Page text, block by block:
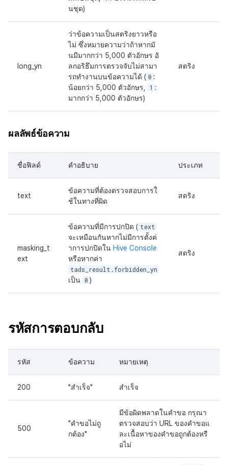
นชุด)
long_yn
ว่าข้อความเป็นสตริงยาวหรือ
ไม่ ซึ่งหมายความว่าถ้าหากมั
นมีมากกว่า 5,000 ตัวอักษร อั
ลกอริธึมการตรวจจับไม่สามา
รถทำงานบนข้อความได้ ( 0 :
น้อยกว่า 5,000 ตัวอักษร,
1 :
มากกว่า 5,000 ตัวอักษร)
สตริง
ผลลัพธ์ข้อความ
ชื่อฟิลด์ คำอธิบาย ประเภท
text
ข้อความที่ต้องตรวจสอบการใ
ช้ในทางที่ผิด
สตริง
masking_t
ext
ข้อความที่มีการปกปิด ( text
จะเหมือนกันหากไม่มีการตั้งค่
าการปกปิดใน Hive Console
หรือหากค่า
tads_result.forbidden_yn
เป็น 0 )
สตริง
รหัสการตอบกลับ
รหัส ข้อความ หมายเหตุ
200 "สำเร็จ" สำเร็จ
500
"คำขอไม่ถู
กต้อง"
มีข้อผิดพลาดในคำขอ กรุณา
ตรวจสอบว่า URL ของคำขอแ
ละเนื้อหาของคำขอถูกต้องหรื
อไม่